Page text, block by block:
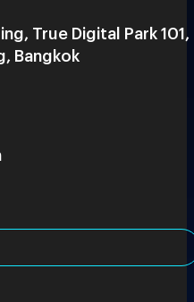
True Digital Park 101,
Bangkok